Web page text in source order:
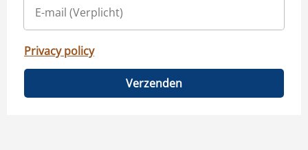
Privacy policy
Verzenden